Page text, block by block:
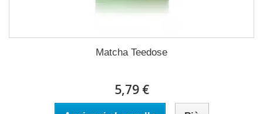
Matcha Teedose
5,79 €